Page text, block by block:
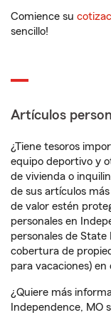
Comience su
sencillo!
Artículos
¿Tiene tesoros
equipo deportivo y
de vivienda o
de sus artículos
de valor estén
personales en
personales de
cobertura de
para vacaciones)
¿Quiere más
Independence, MO